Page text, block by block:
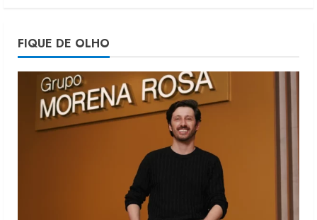
5
Fakini prevê R$345 milhões de
receita em 2026
4 de agosto de 2026
FIQUE DE OLHO